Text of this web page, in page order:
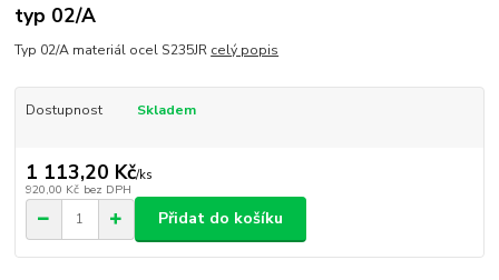
typ 02/A
Typ 02/A materiál ocel S235JR celý popis
Dostupnost Skladem
1 113,20 Kč/ks
920,00 Kč bez DPH
Přidat do košíku